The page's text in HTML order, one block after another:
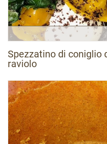
Spezzatino di coniglio
raviolo